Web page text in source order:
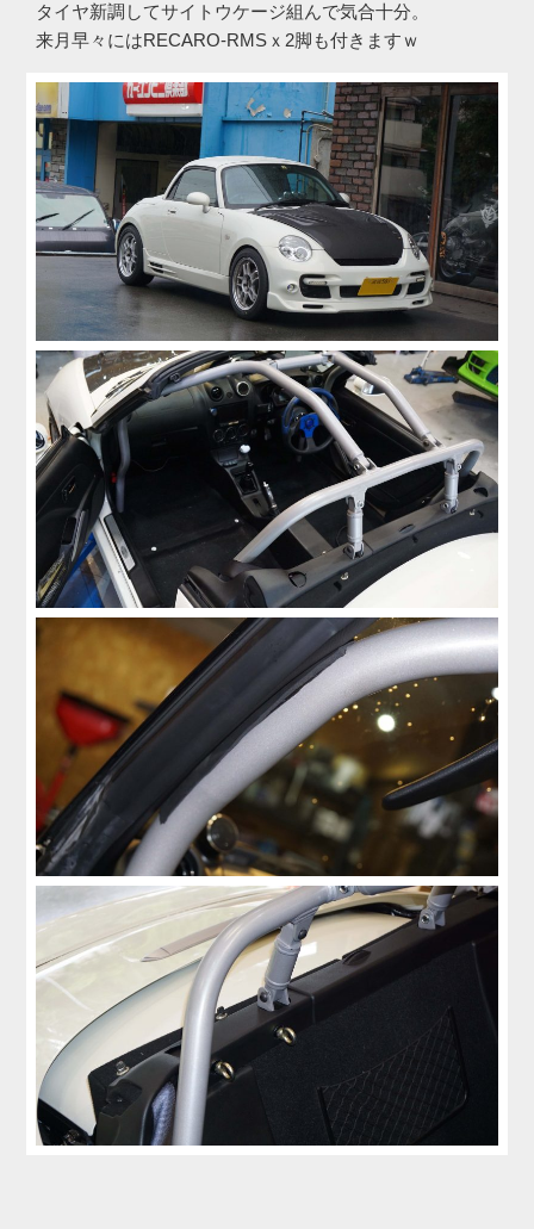
タイヤ新調してサイトウケージ組んで気合十分。
来月早々にはRECARO-RMSｘ2脚も付きますｗ